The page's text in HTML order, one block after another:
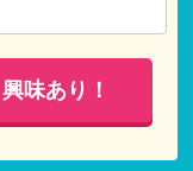
興味あり！